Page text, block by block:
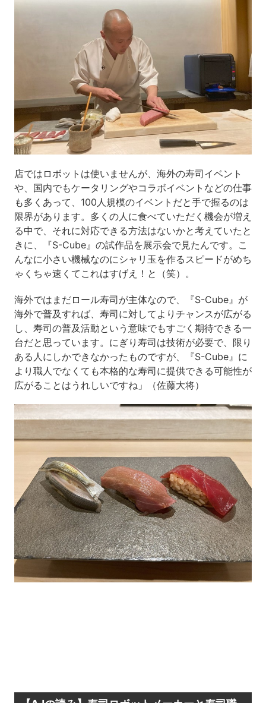
店ではロボットは使いませんが、海外の寿司イベント
や、国内でもケータリングやコラボイベントなどの仕事
も多くあって、100人規模のイベントだと手で握るのは
限界があります。多くの人に食べていただく機会が増え
る中で、それに対応できる方法はないかと考えていたと
きに、『S-Cube』の試作品を展示会で見たんです。こ
んなに小さい機械なのにシャリ玉を作るスピードがめち
ゃくちゃ速くてこれはすげえ！と（笑）。
海外ではまだロール寿司が主体なので、『S-Cube』が
海外で普及すれば、寿司に対してよりチャンスが広がる
し、寿司の普及活動という意味でもすごく期待できる一
台だと思っています。にぎり寿司は技術が必要で、限り
ある人にしかできなかったものですが、『S-Cube』に
より職人でなくても本格的な寿司に提供できる可能性が
広がることはうれしいですね」（佐藤大将）